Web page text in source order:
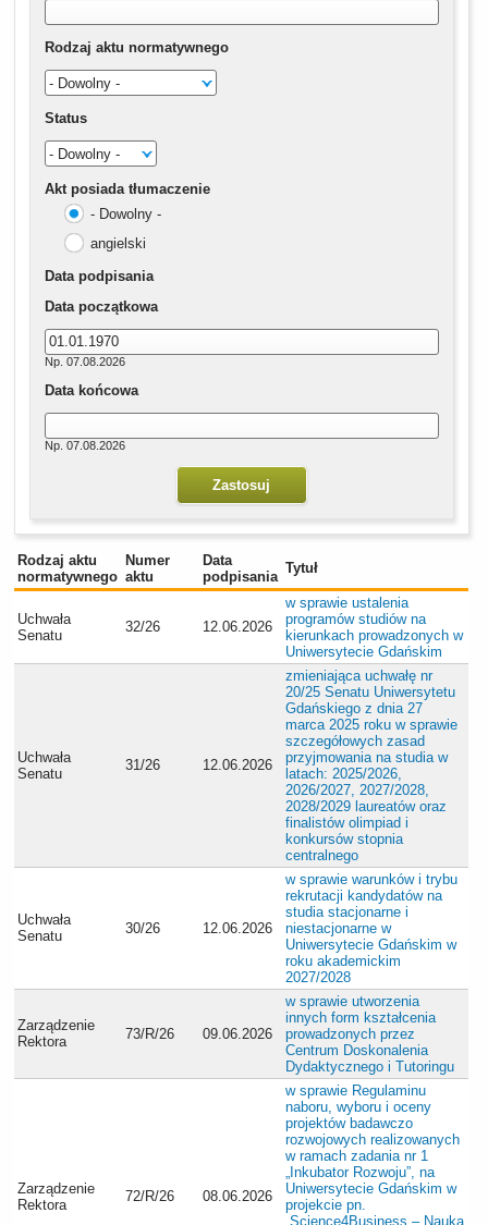
Rodzaj aktu normatywnego
Status
Akt posiada tłumaczenie
- Dowolny -
angielski
Data podpisania
Data początkowa
Np. 07.08.2026
Data końcowa
Np. 07.08.2026
Rodzaj aktu
normatywnego
Numer
aktu
Data
podpisania
Tytuł
Uchwała
Senatu
32/26 12.06.2026
w sprawie ustalenia
programów studiów na
kierunkach prowadzonych w
Uniwersytecie Gdańskim
Uchwała
Senatu
31/26 12.06.2026
zmieniająca uchwałę nr
20/25 Senatu Uniwersytetu
Gdańskiego z dnia 27
marca 2025 roku w sprawie
szczegółowych zasad
przyjmowania na studia w
latach: 2025/2026,
2026/2027, 2027/2028,
2028/2029 laureatów oraz
finalistów olimpiad i
konkursów stopnia
centralnego
Uchwała
Senatu
30/26 12.06.2026
w sprawie warunków i trybu
rekrutacji kandydatów na
studia stacjonarne i
niestacjonarne w
Uniwersytecie Gdańskim w
roku akademickim
2027/2028
Zarządzenie
Rektora
73/R/26 09.06.2026
w sprawie utworzenia
innych form kształcenia
prowadzonych przez
Centrum Doskonalenia
Dydaktycznego i Tutoringu
Zarządzenie
Rektora
72/R/26 08.06.2026
w sprawie Regulaminu
naboru, wyboru i oceny
projektów badawczo
rozwojowych realizowanych
w ramach zadania nr 1
„Inkubator Rozwoju”, na
Uniwersytecie Gdańskim w
projekcie pn.
„Science4Business – Nauka